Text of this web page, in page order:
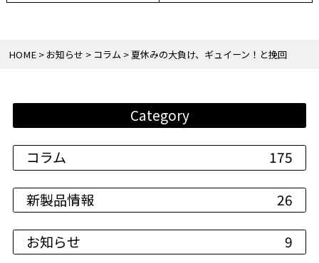
Category
コラム 175
新製品情報 26
お知らせ 9
HOME お知らせ コラム 夏休みの大負け、ギュイーン！と挽回